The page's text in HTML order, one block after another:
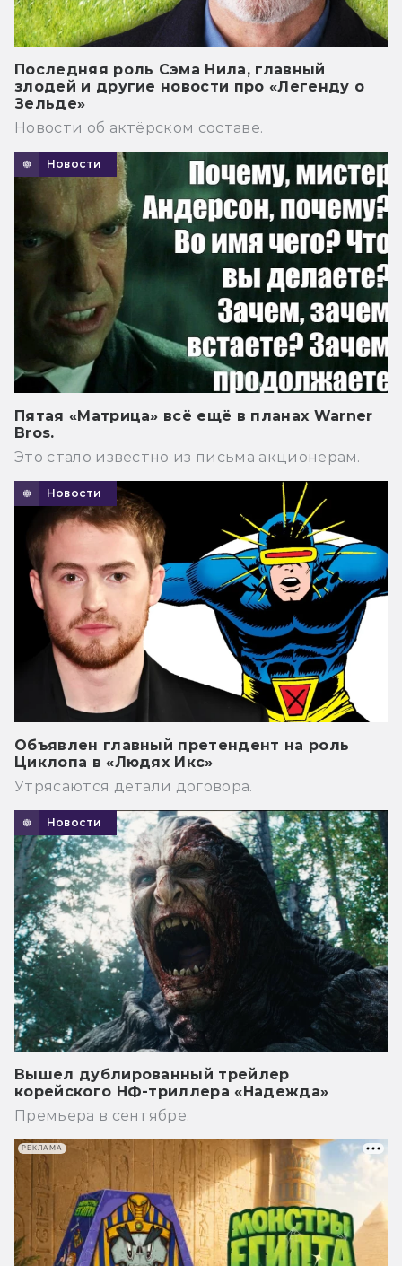
Последняя роль Сэма Нила, главный
злодей и другие новости про «Легенду о
Зельде»
Новости об актёрском составе.
Новости
Пятая «Матрица» всё ещё в планах Warner
Bros.
Это стало известно из письма акционерам.
Новости
Объявлен главный претендент на роль
Циклопа в «Людях Икс»
Утрясаются детали договора.
Новости
Вышел дублированный трейлер
корейского НФ-триллера «Надежда»
Премьера в сентябре.
РЕКЛАМА